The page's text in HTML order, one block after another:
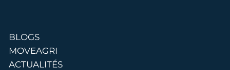
BLOGS
MOVEAGRI
ACTUALITÉS